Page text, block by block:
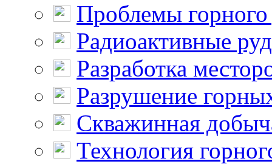
Проблемы горного
Радиоактивные
Разработка
Разрушение
Скважинная
Технология